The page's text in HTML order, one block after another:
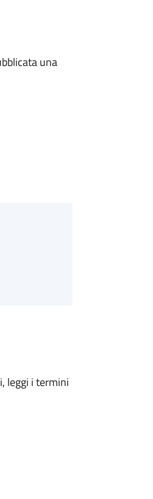
una
leggi i termini